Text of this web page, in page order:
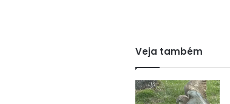
Veja também